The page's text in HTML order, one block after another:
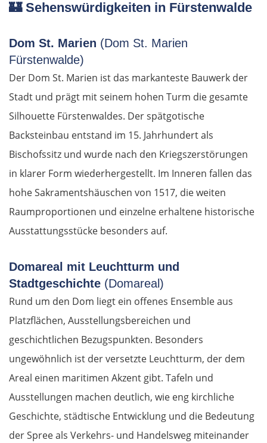
🏰 Sehenswürdigkeiten in Fürstenwalde
Dom St. Marien (Dom St. Marien
Fürstenwalde)
Der Dom St. Marien ist das markanteste Bauwerk der
Stadt und prägt mit seinem hohen Turm die gesamte
Silhouette Fürstenwaldes. Der spätgotische
Backsteinbau entstand im 15. Jahrhundert als
Bischofssitz und wurde nach den Kriegszerstörungen
in klarer Form wiederhergestellt. Im Inneren fallen das
hohe Sakramentshäuschen von 1517, die weiten
Raumproportionen und einzelne erhaltene historische
Ausstattungsstücke besonders auf.
Domareal mit Leuchtturm und
Stadtgeschichte (Domareal)
Rund um den Dom liegt ein offenes Ensemble aus
Platzflächen, Ausstellungsbereichen und
geschichtlichen Bezugspunkten. Besonders
ungewöhnlich ist der versetzte Leuchtturm, der dem
Areal einen maritimen Akzent gibt. Tafeln und
Ausstellungen machen deutlich, wie eng kirchliche
Geschichte, städtische Entwicklung und die Bedeutung
der Spree als Verkehrs- und Handelsweg miteinander